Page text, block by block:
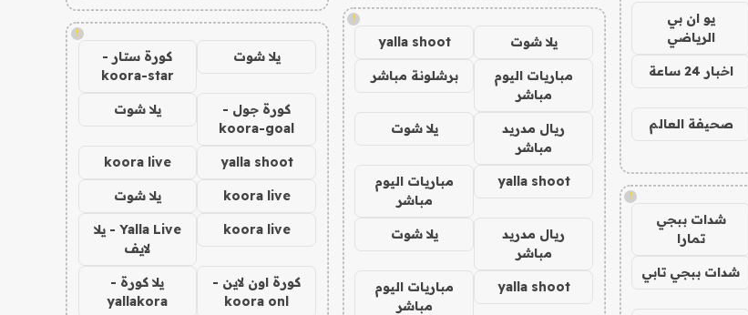
يو ان بي
الرياضي
اخبار 24 ساعة
صحيفة العالم
!
شدات ببجي
تمارا
شدات ببجي تابي
!
يلا شوت yalla shoot
مباريات اليوم
مباشر
برشلونة مباشر
ريال مدريد
مباشر
يلا شوت
yalla shoot
مباريات اليوم
مباشر
ريال مدريد
مباشر
يلا شوت
yalla shoot
مباريات اليوم
مباشر
!
يلا شوت
كورة ستار -
koora-star
كورة جول -
koora-goal
يلا شوت
yalla shoot
koora live
koora live يلا شوت
koora live
Yalla Live - يلا
لايف
كورة اون لاين -
koora onl
يلا كورة -
yallakora